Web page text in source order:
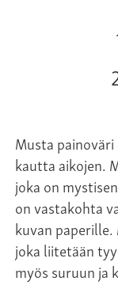
Musta
kautta aikojen.
joka on
on vastakohta
kuvan
joka liitetään
myös suruun ja